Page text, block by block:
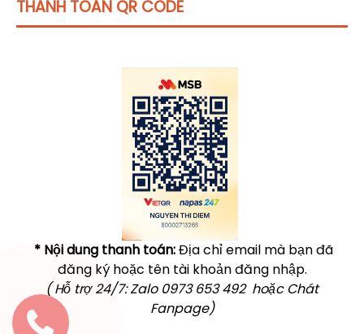
THANH TOÁN QR CODE
* Nội dung thanh toán:Địa chỉ email mà bạn đã
đăng ký hoặc tên tài khoản đăng nhập.
( Hỗ trợ 24/7: Zalo 0973 653 492 hoặc Chát
Fanpage)